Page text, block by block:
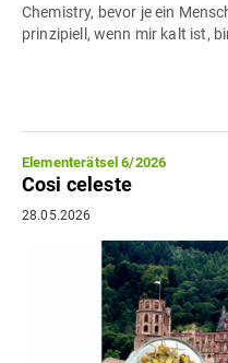
Chemistry, bevor je ein
prinzipiell, wenn mir kalt ist,
Elementerätsel 6/2026
Cosi celeste
28.05.2026